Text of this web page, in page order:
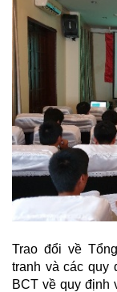
Trao đổi về
tranh và các quy
BCT về quy định